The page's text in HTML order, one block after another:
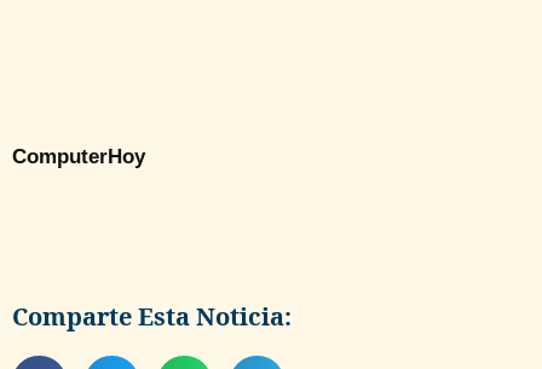
ComputerHoy
Comparte Esta Noticia: